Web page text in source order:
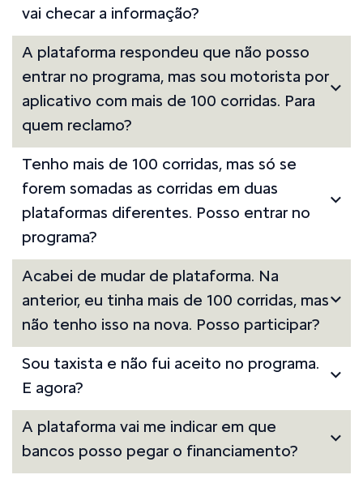
vai checar a informação?
A plataforma respondeu que não posso
entrar no programa, mas sou motorista por
aplicativo com mais de 100 corridas. Para
quem reclamo?
Tenho mais de 100 corridas, mas só se
forem somadas as corridas em duas
plataformas diferentes. Posso entrar no
programa?
Acabei de mudar de plataforma. Na
anterior, eu tinha mais de 100 corridas, mas
não tenho isso na nova. Posso participar?
Sou taxista e não fui aceito no programa.
E agora?
A plataforma vai me indicar em que
bancos posso pegar o financiamento?